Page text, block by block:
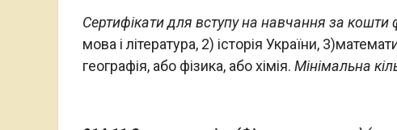
Сертифікати для вступу на навчання за
мова і література, 2) історія України,
географія, або фізика, або хімія. Мінімальна